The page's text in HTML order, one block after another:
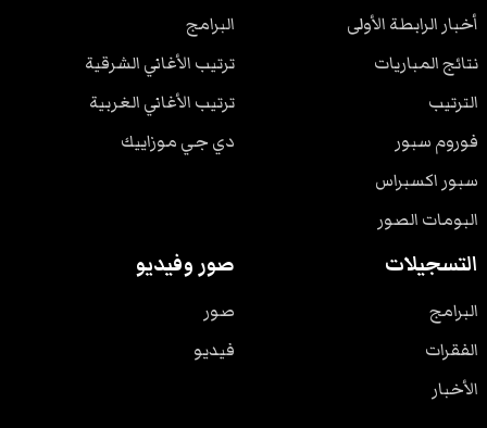
أخبار الرابطة الأولى
نتائج المباريات
الترتيب
فوروم سبور
سبور اكسبراس
البومات الصور
البرامج
ترتيب الأغاني الشرقية
ترتيب الأغاني الغربية
دي جي موزاييك
التسجيلات
البرامج
الفقرات
الأخبار
صور وفيديو
صور
فيديو